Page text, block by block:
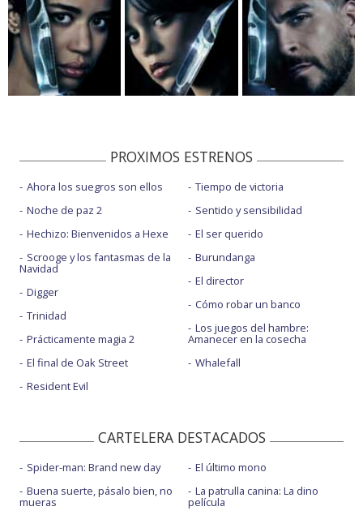
PROXIMOS ESTRENOS
Ahora los suegros son ellos
Noche de paz 2
Hechizo: Bienvenidos a Hexe
Scrooge y los fantasmas de la
Navidad
Digger
Trinidad
Prácticamente magia 2
El final de Oak Street
Resident Evil
Tiempo de victoria
Sentido y sensibilidad
El ser querido
Burundanga
El director
Cómo robar un banco
Los juegos del hambre:
Amanecer en la cosecha
Whalefall
CARTELERA DESTACADOS
Spider-man: Brand new day
Buena suerte, pásalo bien, no
mueras
El último mono
La patrulla canina: La dino
película